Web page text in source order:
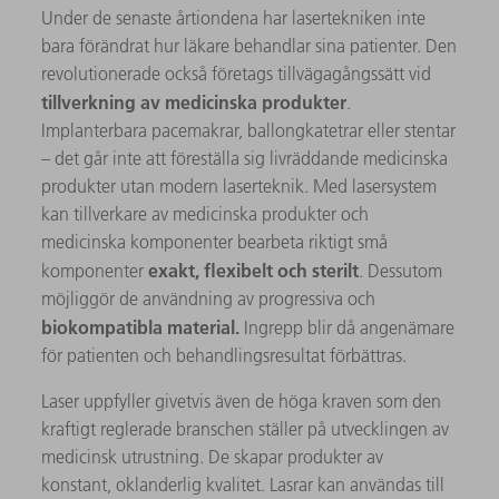
Under de senaste årtiondena har lasertekniken inte
bara förändrat hur läkare behandlar sina patienter. Den
revolutionerade också företags tillvägagångssätt vid
tillverkning av medicinska produkter.
Implanterbara pacemakrar, ballongkatetrar eller stentar
– det går inte att föreställa sig livräddande medicinska
produkter utan modern laserteknik. Med lasersystem
kan tillverkare av medicinska produkter och
medicinska komponenter bearbeta riktigt små
komponenterexakt, flexibelt och sterilt. Dessutom
möjliggör de användning av progressiva och
biokompatibla material. Ingrepp blir då angenämare
för patienten och behandlingsresultat förbättras.
Laser uppfyller givetvis även de höga kraven som den
kraftigt reglerade branschen ställer på utvecklingen av
medicinsk utrustning. De skapar produkter av
konstant, oklanderlig kvalitet. Lasrar kan användas till